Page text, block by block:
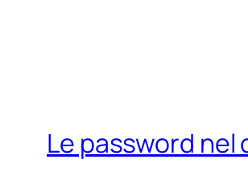
Le password